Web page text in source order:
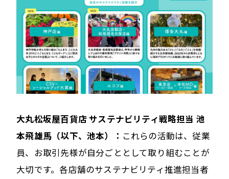
大丸松坂屋百貨店 サステナビリティ戦略担当 池
本飛雄馬（以下、池本）： これらの活動は、従業
員、お取引先様が自分ごととして取り組むことが
大切です。各店舗のサステナビリティ推進担当者